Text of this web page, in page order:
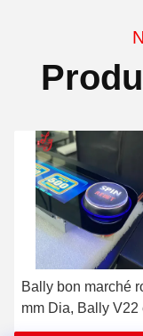
Bally bon marché
mm Dia, Bally V22
(SP-RND-Bally)